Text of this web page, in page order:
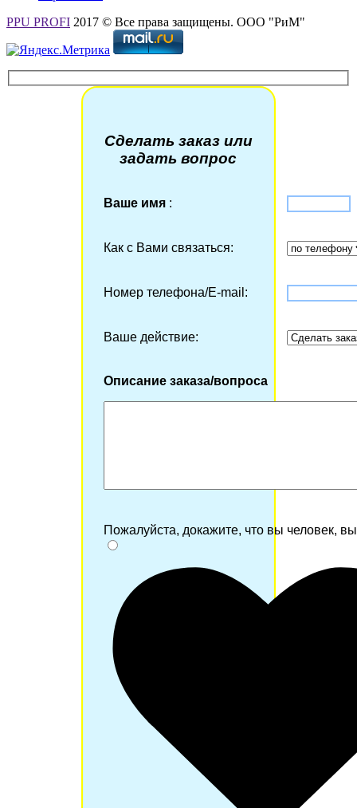
PPU PROFI 2017 © Все права защищены. ООО "РиМ"
Сделать заказ или
задать вопрос
Ваше имя:
Как с Вами связаться:
Номер телефона/Е-mail:
Ваше действие:
Описание заказа/вопроса
Пожалуйста, докажите, что вы человек,